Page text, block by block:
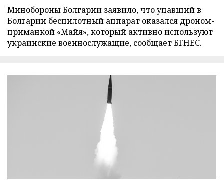
Минобороны Болгарии заявило, что упавший в
Болгарии беспилотный аппарат оказался дроном-
приманкой «Майя», который активно используют
украинские военнослужащие, сообщает БГНЕС.